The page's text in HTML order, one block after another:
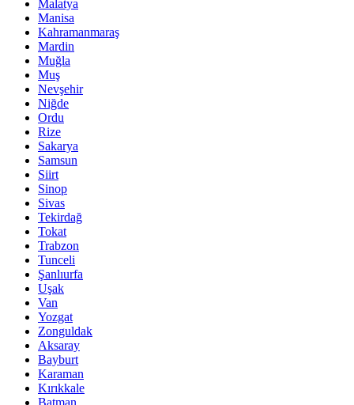
Malatya
Manisa
Kahramanmaraş
Mardin
Muğla
Muş
Nevşehir
Niğde
Ordu
Rize
Sakarya
Samsun
Siirt
Sinop
Sivas
Tekirdağ
Tokat
Trabzon
Tunceli
Şanlıurfa
Uşak
Van
Yozgat
Zonguldak
Aksaray
Bayburt
Karaman
Kırıkkale
Batman